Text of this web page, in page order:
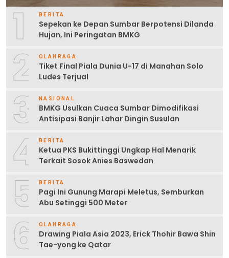
1 BERITA
Sepekan ke Depan Sumbar Berpotensi Dilanda
Hujan, Ini Peringatan BMKG
2 OLAHRAGA
Tiket Final Piala Dunia U-17 di Manahan Solo
Ludes Terjual
3 NASIONAL
BMKG Usulkan Cuaca Sumbar Dimodifikasi
Antisipasi Banjir Lahar Dingin Susulan
4 BERITA
Ketua PKS Bukittinggi Ungkap Hal Menarik
Terkait Sosok Anies Baswedan
5 BERITA
Pagi Ini Gunung Marapi Meletus, Semburkan
Abu Setinggi 500 Meter
6 OLAHRAGA
Drawing Piala Asia 2023, Erick Thohir Bawa Shin
Tae-yong ke Qatar